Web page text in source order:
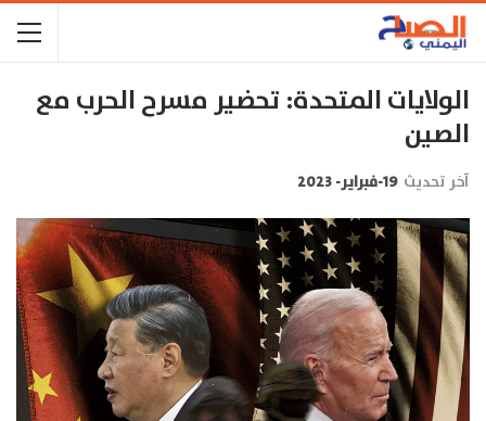
الولايات المتحدة: تحضير مسرح الحرب مع
الصين
آخر تحديث 19-فبراير- 2023